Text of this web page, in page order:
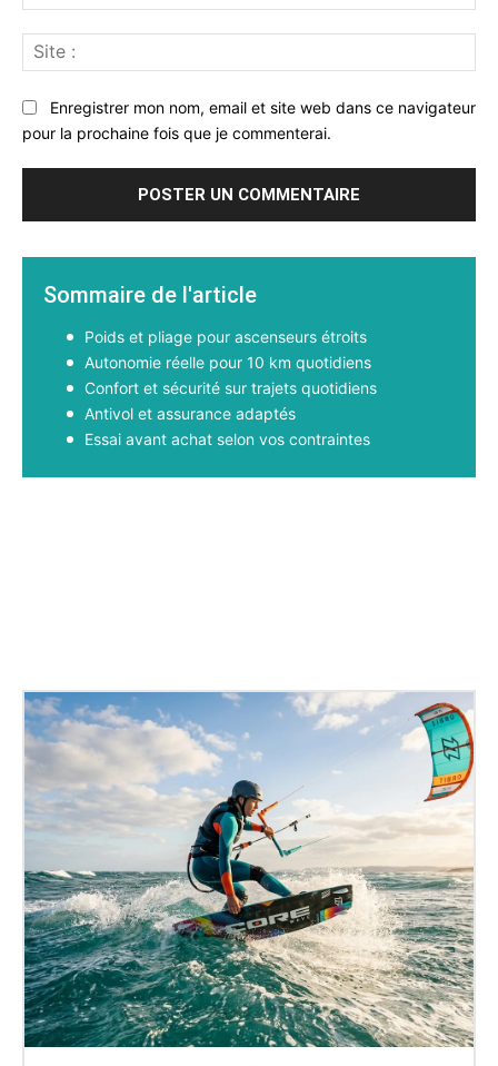
:*
:
Enregistrer mon nom, email et site web dans ce navigateur
pour la prochaine fois que je commenterai.
Sommaire de l'article
Poids et pliage pour ascenseurs étroits
Autonomie réelle pour 10 km quotidiens
Confort et sécurité sur trajets quotidiens
Antivol et assurance adaptés
Essai avant achat selon vos contraintes